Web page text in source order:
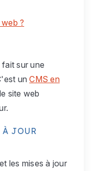
?
sur une
unCMS en
site web
À JOUR
les mises à jour